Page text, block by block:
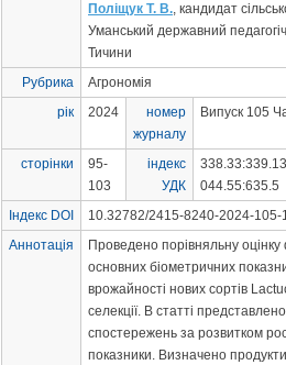
Поліщук Т. В., кандидат
Уманський державний
Тичини
Рубрика
Агрономія
рік
2024
номер
журналу
Випуск 105
сторінки
95-
103
індекс
УДК
044.55:635.5
Індекс DOI
10.32782/2415-8240-2024-105-
Аннотація
Проведено порівняльну
основних біометричних
врожайності нових сортів
селекції. В статті
спостережень за розвитком
показники. Визначено